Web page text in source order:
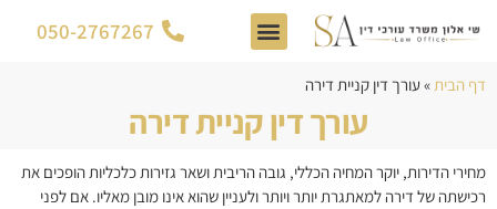
050-2767267
דף הבית»עורך דין קניית דירה
עורך דין קניית דירה
מחירי הדירות, יוקר המחיה הכללי, גובה הריבית ושאר גזירות כלכליות הופכים את
רכישתה של דירה למאתגרת יותר ויותר ולעניין שהוא אינו מובן מאליו. אם לפני